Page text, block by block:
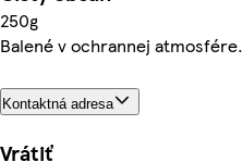
250g
Balené v ochrannej atmosfére.
Kontaktná adresa
Vrátiť